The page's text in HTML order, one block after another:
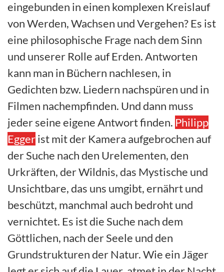
eingebunden in einen komplexen Kreislauf
von Werden, Wachsen und Vergehen? Es ist
eine philosophische Frage nach dem Sinn
und unserer Rolle auf Erden. Antworten
kann man in Büchern nachlesen, in
Gedichten bzw. Liedern nachspüren und in
Filmen nachempfinden. Und dann muss
jeder seine eigene Antwort finden. Philipp
Eggerist mit der Kamera aufgebrochen auf
der Suche nach den Urelementen, den
Urkräften, der Wildnis, das Mystische und
Unsichtbare, das uns umgibt, ernährt und
beschützt, manchmal auch bedroht und
vernichtet. Es ist die Suche nach dem
Göttlichen, nach der Seele und den
Grundstrukturen der Natur. Wie ein Jäger